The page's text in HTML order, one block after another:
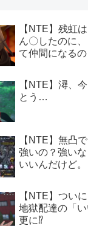
【NTE】残虹
ん〇したのに
て仲間になるの
【NTE】潯、
とう…
【NTE】無凸
強いの？強い
いいんだけど。
【NTE】つい
地獄配達の「
更に⁉